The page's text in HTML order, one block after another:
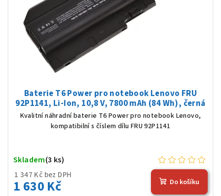
Baterie T6 Power pro notebook Lenovo FRU
92P1141, Li-Ion, 10,8 V, 7800 mAh (84 Wh), černá
Kvalitní náhradní baterie T6 Power pro notebook Lenovo,
kompatibilní s číslem dílu FRU 92P1141
1 347 Kč bez DPH
1 630 Kč
Skladem(3 ks)
Do košíku